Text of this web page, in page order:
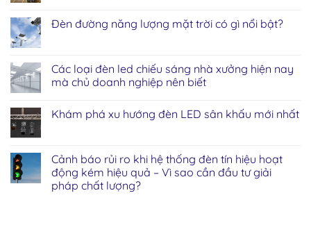
Đèn đường năng lượng mặt trời có gì nổi bật?
Các loại đèn led chiếu sáng nhà xưởng hiện nay
mà chủ doanh nghiệp nên biết
Khám phá xu hướng đèn LED sân khấu mới nhất
Cảnh báo rủi ro khi hệ thống đèn tín hiệu hoạt
động kém hiệu quả – Vì sao cần đầu tư giải
pháp chất lượng?